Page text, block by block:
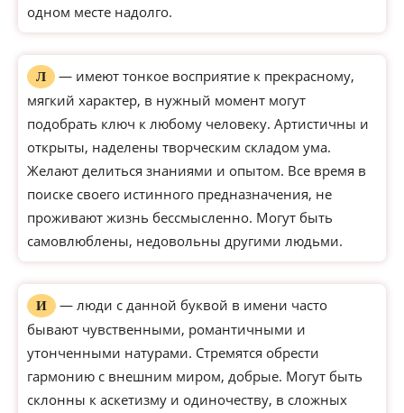
одном месте надолго.
Л
— имеют тонкое восприятие к прекрасному,
мягкий характер, в нужный момент могут
подобрать ключ к любому человеку. Артистичны и
открыты, наделены творческим складом ума.
Желают делиться знаниями и опытом. Все время в
поиске своего истинного предназначения, не
проживают жизнь бессмысленно. Могут быть
самовлюблены, недовольны другими людьми.
И
— люди с данной буквой в имени часто
бывают чувственными, романтичными и
утонченными натурами. Стремятся обрести
гармонию с внешним миром, добрые. Могут быть
склонны к аскетизму и одиночеству, в сложных